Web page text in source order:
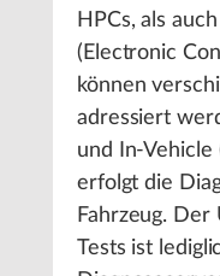
HPCs, als
(Electronic
können
adressiert
und In-Vehicle
erfolgt die
Fahrzeug.
Tests ist